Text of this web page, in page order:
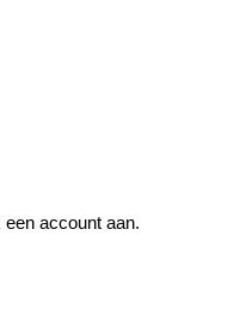
een account aan.